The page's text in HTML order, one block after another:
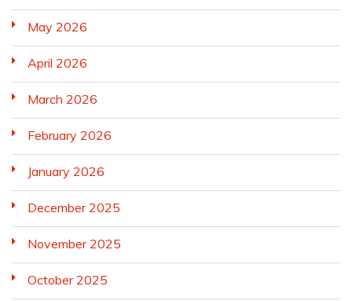
May 2026
April 2026
March 2026
February 2026
January 2026
December 2025
November 2025
October 2025